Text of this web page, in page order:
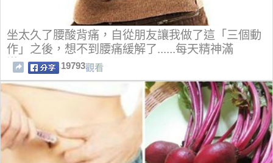
坐太久了腰酸背痛，自從朋友讓我做了這「三個動
作」之後，想不到腰痛緩解了......每天精神滿
滿！！！
19793觀看